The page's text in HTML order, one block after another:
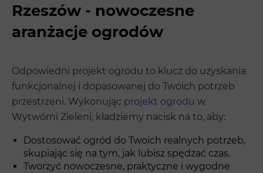
Rzeszów - nowoczesne
aranżacje ogrodów
Odpowiedni projekt ogrodu to klucz do uzyskania
funkcjonalnej i dopasowanej do Twoich potrzeb
przestrzeni. Wykonując projekt ogrodu w
Wytwórni Zieleni, kładziemy nacisk na to, aby:
Dostosować ogród do Twoich realnych potrzeb,
skupiając się na tym, jak lubisz spędzać czas.
Tworzyć nowoczesne, praktyczne i wygodne